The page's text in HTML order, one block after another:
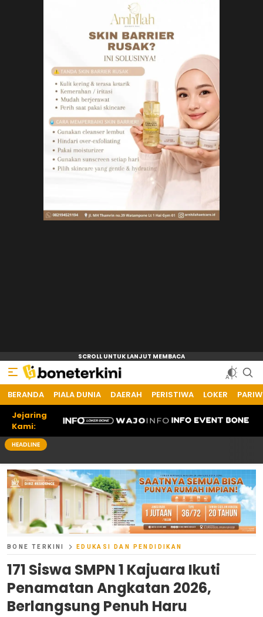
BERANDA PIALA DUNIA DAERAH PERISTIWA LOKER
Jejaring
Kami:
HEADLINE
BONE TERKINI EDUKASI DAN PENDIDIKAN
171 Siswa SMPN 1 Kajuara Ikuti
Penamatan Angkatan 2026,
Berlangsung Penuh Haru